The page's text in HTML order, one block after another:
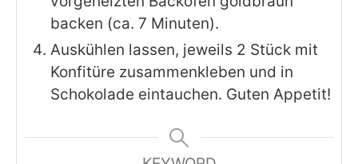
backen (ca. 7 Minuten).
Auskühlen lassen, jeweils 2 Stück mit
Konfitüre zusammenkleben und in
Schokolade eintauchen. Guten Appetit!